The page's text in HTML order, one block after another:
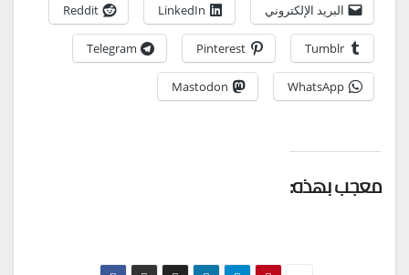
البريد الإلكتروني LinkedIn
Reddit
Tumblr
Pinterest
Telegram
WhatsApp
Mastodon
معجب بهذه: